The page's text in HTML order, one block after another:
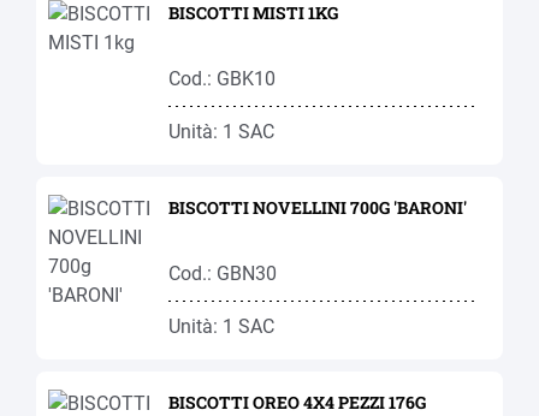
BISCOTTI MISTI 1KG
Cod.: GBK10
Unità: 1 SAC
BISCOTTI NOVELLINI 700G 'BARONI'
Cod.: GBN30
Unità: 1 SAC
BISCOTTI OREO 4X4 PEZZI 176G